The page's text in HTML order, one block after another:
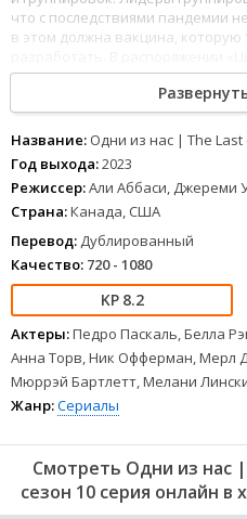
что с последствиями пандемии
в этом должна вакцина, которую
у которой обнаружили
Контрабандист Джоэл Миллер
Элли Джонсон в Университет
есть необходимое
и производства вакцины. Но на
десятки неприятных встреч и
155 156 157158159160
172
Одни из нас | The Last of Us
можно смотреть онлайн в
хороший звук полностью на
Название: Одни из нас | The Last
Год выхода:2023
Режиссер:Али Аббаси, Джереми
Страна:Канада, США
Перевод: Дублированный
Качество: 720 - 1080
8.2
Актеры:Педро Паскаль, Белла
Анна Торв, Ник Офферман, Мерл
Мюррэй Бартлетт, Мелани
Жанр:Сериалы
Смотреть Одни из нас |
сезон 10 серия онлайн в